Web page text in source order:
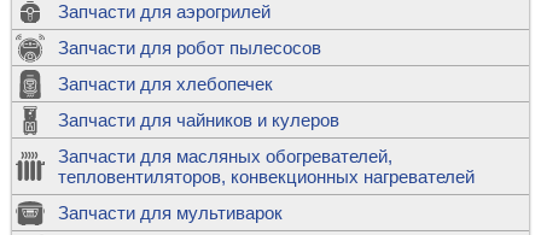
Запчасти для аэрогрилей
Запчасти для робот пылесосов
Запчасти для хлебопечек
Запчасти для чайников и кулеров
Запчасти для масляных обогревателей,
тепловентиляторов, конвекционных нагревателей
Запчасти для мультиварок